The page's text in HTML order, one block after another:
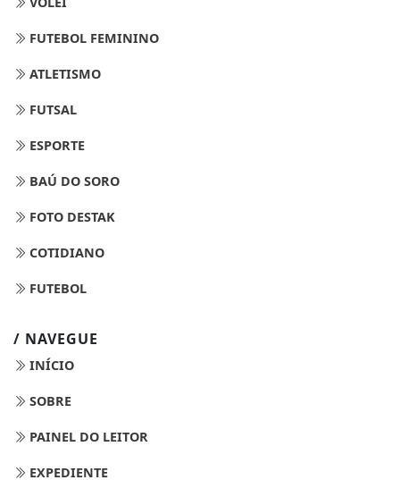
FUTEBOL FEMININO
ATLETISMO
FUTSAL
ESPORTE
BAÚ DO SORO
FOTO DESTAK
COTIDIANO
FUTEBOL
/ NAVEGUE
INÍCIO
SOBRE
PAINEL DO LEITOR
EXPEDIENTE